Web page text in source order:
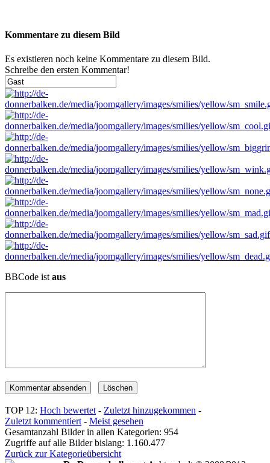
Kommentare zu diesem Bild
Es existieren noch keine Kommentare zu diesem Bild.
Schreibe den ersten Kommentar!
BBCode ist aus
TOP 12: Hoch bewertet - Zuletzt hinzugekommen -
Zuletzt kommentiert - Meist gesehen
Gesamtanzahl Bilder in allen Kategorien: 954
Zugriffe auf alle Bilder bislang: 1.160.477
Zurück zur Kategorieübersicht